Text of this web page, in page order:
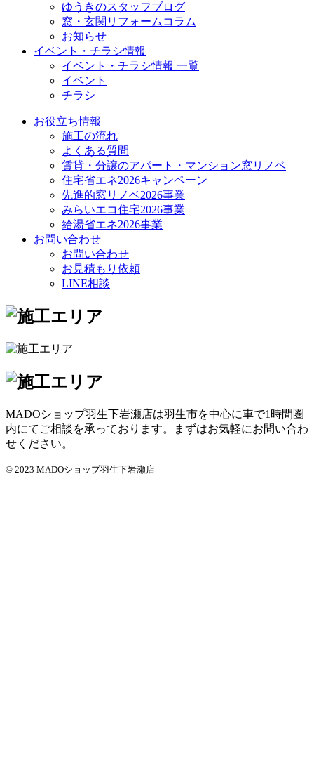
ゆうきのスタッフブログ
窓・玄関リフォームコラム
お知らせ
イベント・チラシ情報
イベント・チラシ情報 一覧
イベント
チラシ
お役立ち情報
施工の流れ
よくある質問
賃貸・分譲のアパート・マンション窓リノベ
住宅省エネ2026キャンペーン
先進的窓リノベ2026事業
みらいエコ住宅2026事業
給湯省エネ2026事業
お問い合わせ
お問い合わせ
お見積もり依頼
LINE相談
MADOショップ羽生下岩瀬店は羽生市を中心に車で1時間圏
内にてご相談を承っております。まずはお気軽にお問い合わ
せください。
© 2023 MADOショップ羽生下岩瀬店